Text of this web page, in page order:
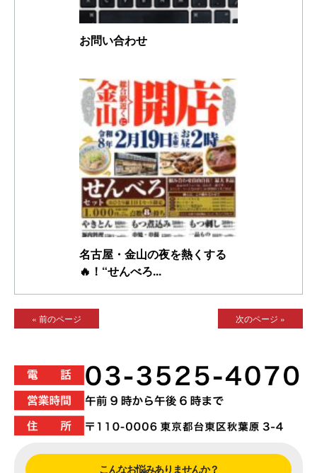
お問い合わせ
名古屋・金山の夜を熱くする
🔥！“せんべろ...
« 前のページ 次のページ »
こんなお悩みありませんか？